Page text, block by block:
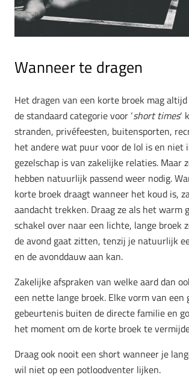
Wanneer te dragen
Het dragen van een korte broek mag
de standaard categorie voor ‘short times‘
stranden, privéfeesten, buitensporten,
het andere wat puur voor de lol is en niet
gezelschap is van zakelijke relaties. Maar
hebben natuurlijk passend weer nodig.
korte broek draagt wanneer het koud is,
aandacht trekken. Draag ze als het warm
schakel over naar een lichte, lange broek
de avond gaat zitten, tenzij je natuurlijk
en de avonddauw aan kan.
Zakelijke afspraken van welke aard dan
een nette lange broek. Elke vorm van
gebeurtenis buiten de directe familie en
het moment om de korte broek te
Draag ook nooit een short wanneer je
wil niet op een potloodventer lijken.